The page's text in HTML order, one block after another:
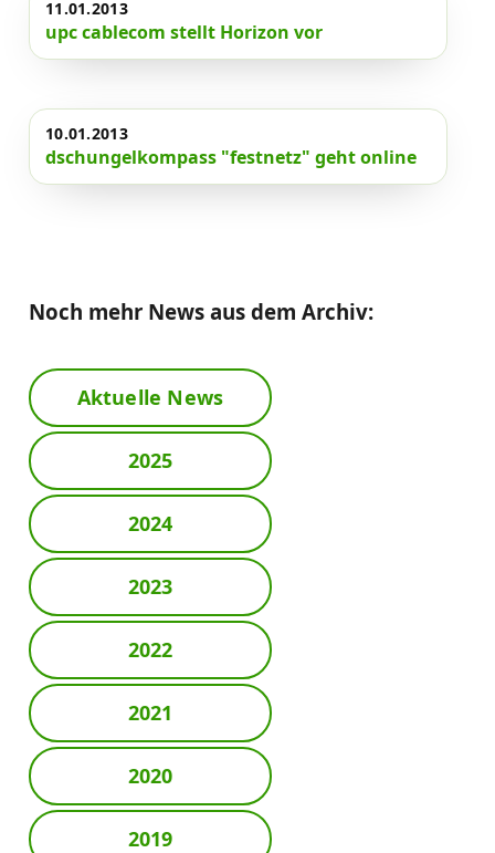
11.01.2013
upc cablecom stellt Horizon vor
10.01.2013
dschungelkompass "festnetz" geht online
Noch mehr News aus dem Archiv:
Aktuelle News
2025
2024
2023
2022
2021
2020
2019